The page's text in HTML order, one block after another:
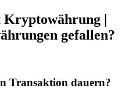
Kryptowährung |
gefallen?
Transaktion dauern?